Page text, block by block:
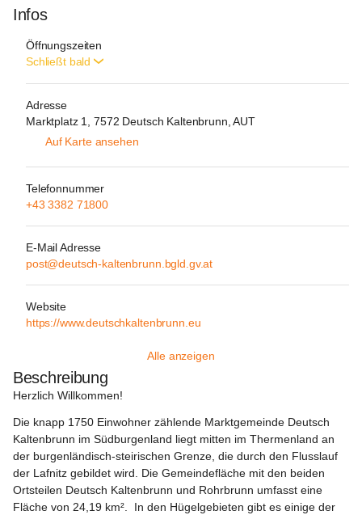
Infos
Öffnungszeiten
Schließt bald
Adresse
Marktplatz 1, 7572 Deutsch Kaltenbrunn, AUT
Auf Karte ansehen
Telefonnummer
+43 3382 71800
E-Mail Adresse
post@deutsch-kaltenbrunn.bgld.gv.at
Website
https://www.deutschkaltenbrunn.eu
Alle anzeigen
Beschreibung
Herzlich Willkommen!
Die knapp 1750 Einwohner zählende Marktgemeinde Deutsch
Kaltenbrunn im Südburgenland liegt mitten im Thermenland an
der burgenländisch-steirischen Grenze, die durch den Flusslauf
der Lafnitz gebildet wird. Die Gemeindefläche mit den beiden
Ortsteilen Deutsch Kaltenbrunn und Rohrbrunn umfasst eine
Fläche von 24,19 km².  In den Hügelgebieten gibt es einige der